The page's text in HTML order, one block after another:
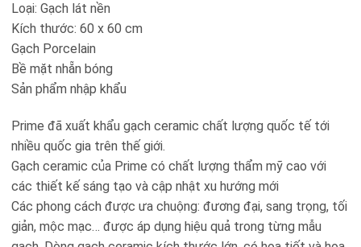
Loại: Gạch lát nền
Kích thước: 60 x 60 cm
Gạch Porcelain
Bề mặt nhẵn bóng
Sản phẩm nhập khẩu
Prime đã xuất khẩu gạch ceramic chất lượng quốc tế tới
nhiều quốc gia trên thế giới.
Gạch ceramic của Prime có chất lượng thẩm mỹ cao với
các thiết kế sáng tạo và cập nhật xu hướng mới
Các phong cách được ưa chuộng: đương đại, sang trọng, tối
giản, mộc mạc… được áp dụng hiệu quả trong từng mẫu